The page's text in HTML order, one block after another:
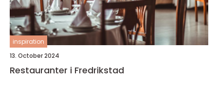
inspiration
13. October 2024
Restauranter i Fredrikstad